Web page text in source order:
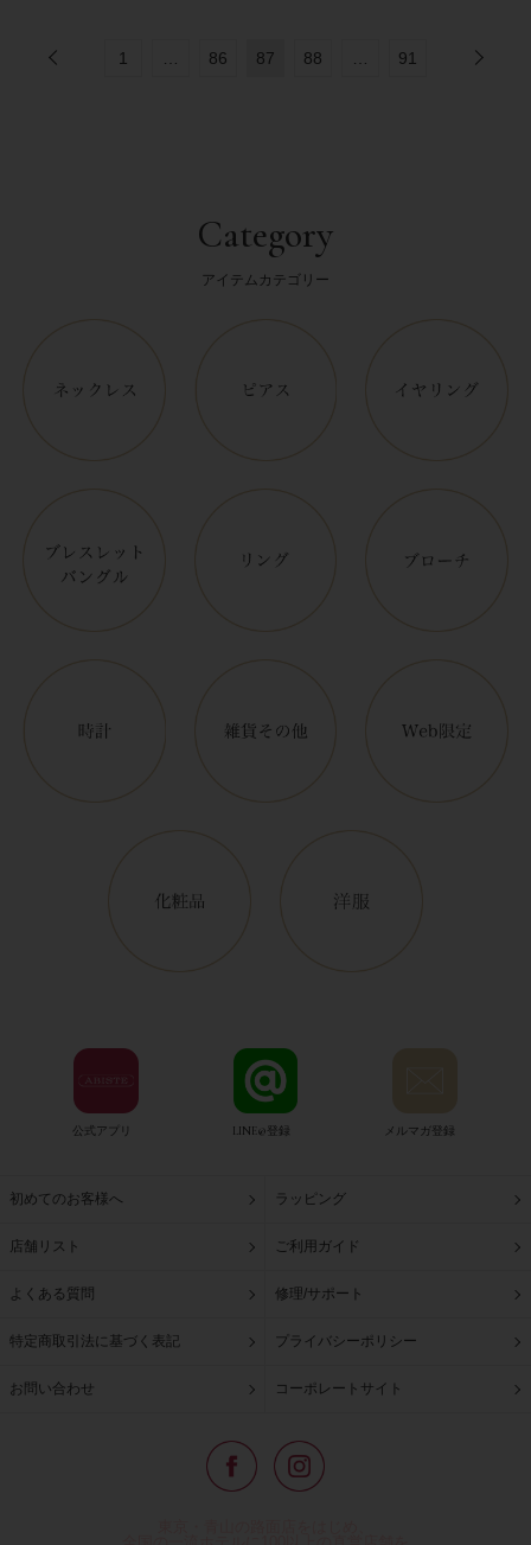
1 86 87 88 91
Category
アイテムカテゴリー
公式アプリ LINE@登録 メルマガ登録
初めてのお客様へ ラッピング
店舗リスト ご利用ガイド
よくある質問 修理/サポート
特定商取引法に基づく表記 プライバシーポリシー
お問い合わせ コーポレートサイト